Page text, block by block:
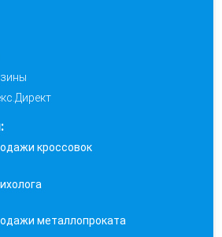
кроссовок
металлопроката